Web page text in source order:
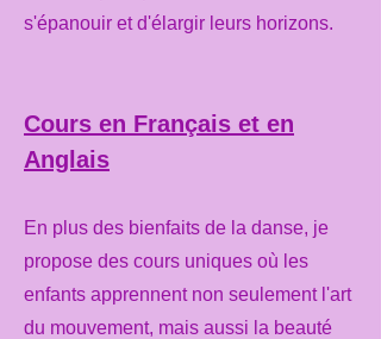
s'épanouir et d'élargir leurs horizons.
Cours en Français et en
Anglais
En plus des bienfaits de la danse, je
propose des cours uniques où les
enfants apprennent non seulement l'art
du mouvement, mais aussi la beauté